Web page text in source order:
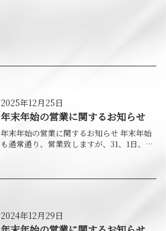
2025年12月25日
年末年始の営業に関するお知らせ
年末年始の営業に関するお知らせ 年末年始
も通常通り、営業致しますが、31、1日、2
を行いますので、お手数をお掛けします
2024年12月29日